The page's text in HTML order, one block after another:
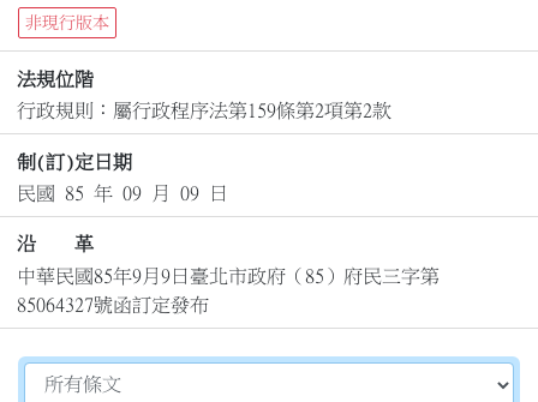
非現行版本
法規位階
行政規則：屬行政程序法第159條第2項第2款
制(訂)定日期
民國 85 年 09 月 09 日
沿 革
中華民國85年9月9日臺北市政府（85）府民三字第
85064327號函訂定發布
切換選擇法規資訊內容